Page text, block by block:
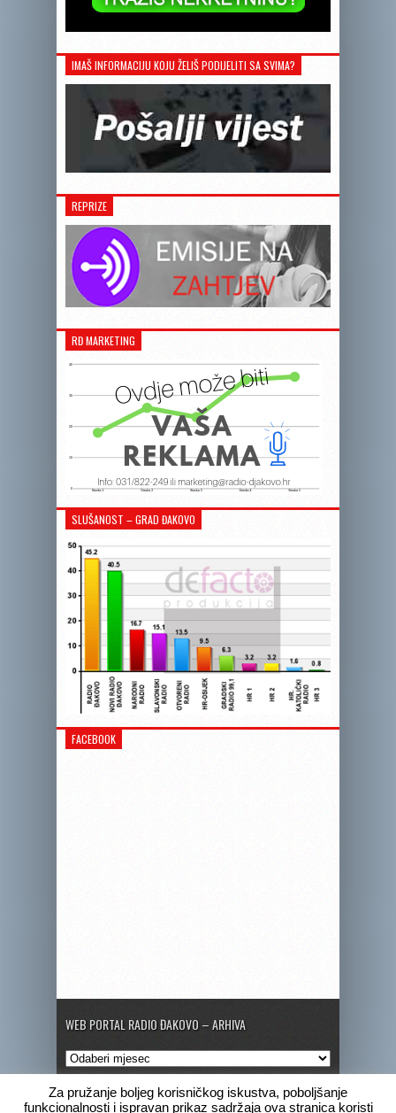
IMAŠ INFORMACIJU KOJU ŽELIŠ PODIJELITI SA SVIMA?
REPRIZE
RĐ MARKETING
SLUŠANOST – GRAD ĐAKOVO
FACEBOOK
WEB PORTAL RADIO ĐAKOVO – ARHIVA
Web
portal
Radio
Đakovo
Za pružanje boljeg korisničkog iskustva, poboljšanje
funkcionalnosti i ispravan prikaz sadržaja ova stranica koristi